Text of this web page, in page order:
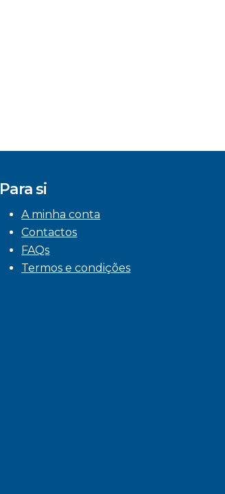
Para si
A minha conta
Contactos
FAQs
Termos e condições